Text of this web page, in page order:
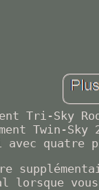
Tri-Sky
Twin-
quatre
lorsque